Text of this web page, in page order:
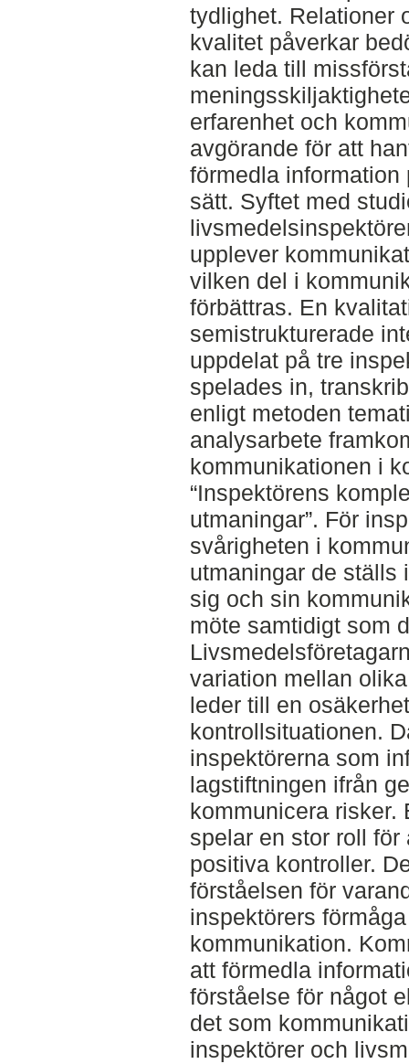
tydlighet. Relationer
kvalitet påverkar
kan leda till
erfarenhet och
avgörande för att
förmedla
sätt. Syftet med
upplever
vilken del i
förbättras. En
semistrukturerade
uppdelat på tre
spelades in,
enligt metoden
analysarbete
kommunikationen i
“Inspektörens
utmaningar”. För
svårigheten i
utmaningar de ställs
sig och sin
möte samtidigt som
variation mellan
leder till en
kontrollsituationen.
inspektörerna som
lagstiftningen ifrån
kommunicera risker.
spelar en stor roll
positiva kontroller.
förståelsen för
inspektörers
kommunikation.
att förmedla
förståelse för något
det som
inspektörer och